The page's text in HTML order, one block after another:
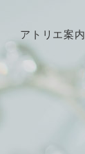
アトリエ案内